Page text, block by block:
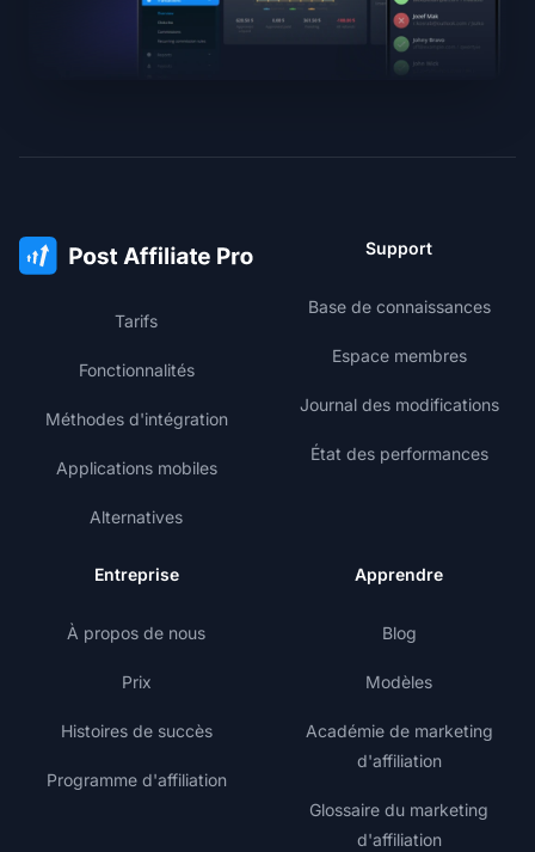
Tarifs
Fonctionnalités
Méthodes d'intégration
Applications mobiles
Alternatives
Support
Base de connaissances
Espace membres
Journal des modifications
État des performances
Entreprise
À propos de nous
Prix
Histoires de succès
Programme d'affiliation
Apprendre
Blog
Modèles
Académie de marketing
d'affiliation
Glossaire du marketing
d'affiliation